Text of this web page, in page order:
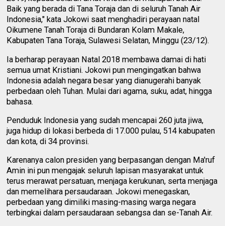
Baik yang berada di Tana Toraja dan di seluruh Tanah Air
Indonesia," kata Jokowi saat menghadiri perayaan natal
Oikumene Tanah Toraja di Bundaran Kolam Makale,
Kabupaten Tana Toraja, Sulawesi Selatan, Minggu (23/12).
Ia berharap perayaan Natal 2018 membawa damai di hati
semua umat Kristiani. Jokowi pun mengingatkan bahwa
Indonesia adalah negara besar yang dianugerahi banyak
perbedaan oleh Tuhan. Mulai dari agama, suku, adat, hingga
bahasa.
Penduduk Indonesia yang sudah mencapai 260 juta jiwa,
juga hidup di lokasi berbeda di 17.000 pulau, 514 kabupaten
dan kota, di 34 provinsi.
Karenanya calon presiden yang berpasangan dengan Ma'ruf
Amin ini pun mengajak seluruh lapisan masyarakat untuk
terus merawat persatuan, menjaga kerukunan, serta menjaga
dan memelihara persaudaraan. Jokowi menegaskan,
perbedaan yang dimiliki masing-masing warga negara
terbingkai dalam persaudaraan sebangsa dan se-Tanah Air.